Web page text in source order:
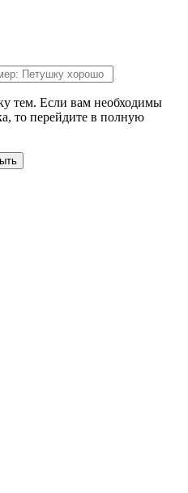
тем. Если вам необходимы
то перейдите в полную